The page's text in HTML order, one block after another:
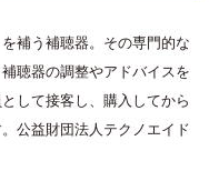
補う補聴器。その専門的な
聴器の調整やアドバイスを
して接客し、購入してから
公益財団法人テクノエイド